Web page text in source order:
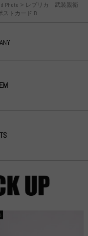
Photo > レプリカ 武装親衛
トカード B